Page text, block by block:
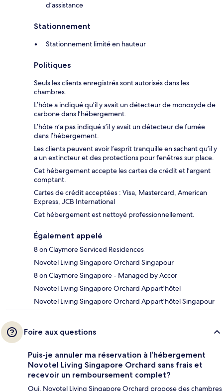
d’assistance
Stationnement
Stationnement limité en hauteur
Politiques
Seuls les clients enregistrés sont autorisés dans les
chambres.
L’hôte a indiqué qu’il y avait un détecteur de monoxyde de
carbone dans l’hébergement.
L’hôte n’a pas indiqué s’il y avait un détecteur de fumée
dans l’hébergement.
Les clients peuvent avoir l’esprit tranquille en sachant qu’il y
a un extincteur et des protections pour fenêtres sur place.
Cet hébergement accepte les cartes de crédit et l’argent
comptant.
Cartes de crédit acceptées : Visa, Mastercard, American
Express, JCB International
Cet hébergement est nettoyé professionnellement.
Également appelé
8 on Claymore Serviced Residences
Novotel Living Singapore Orchard Singapour
8 on Claymore Singapore - Managed by Accor
Novotel Living Singapore Orchard Appart'hôtel
Novotel Living Singapore Orchard Appart'hôtel Singapour
Foire aux questions
Puis-je annuler ma réservation à l’hébergement
Novotel Living Singapore Orchard sans frais et
recevoir un remboursement complet?
Oui, Novotel Living Singapore Orchard propose des chambres